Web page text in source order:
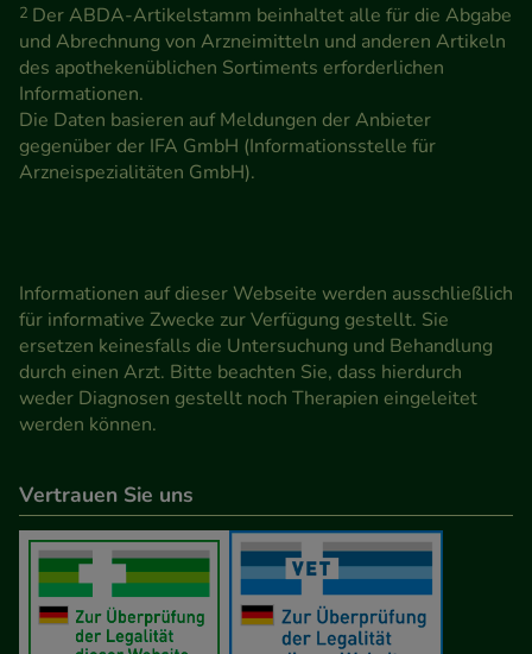
2 Der ABDA-Artikelstamm beinhaltet alle für die Abgabe
und Abrechnung von Arzneimitteln und anderen Artikeln
des apothekenüblichen Sortiments erforderlichen
Informationen.
Die Daten basieren auf Meldungen der Anbieter
gegenüber der IFA GmbH (Informationsstelle für
Arzneispezialitäten GmbH).
Informationen auf dieser Webseite werden ausschließlich
für informative Zwecke zur Verfügung gestellt. Sie
ersetzen keinesfalls die Untersuchung und Behandlung
durch einen Arzt. Bitte beachten Sie, dass hierdurch
weder Diagnosen gestellt noch Therapien eingeleitet
werden können.
Vertrauen Sie uns